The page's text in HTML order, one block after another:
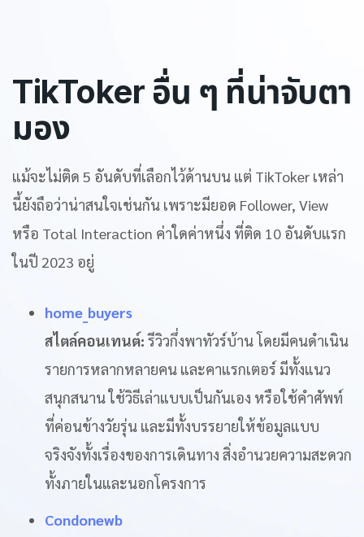
TikToker อื่น ๆ ที่น่าจับตา
มอง
แม้จะไม่ติด 5 อันดับที่เลือกไว้ด้านบน แต่ TikToker เหล่า
นี้ยังถือว่าน่าสนใจเช่นกัน เพราะมียอด Follower, View
หรือ Total Interaction ค่าใดค่าหนึ่ง ที่ติด 10 อันดับแรก
ในปี 2023 อยู่
home_buyers
สไตล์คอนเทนต์:รีวิวกึ่งพาทัวร์บ้าน โดยมีคนดำเนิน
รายการหลากหลายคน และคาแรกเตอร์ มีทั้งแนว
สนุกสนาน ใช้วิธีเล่าแบบเป็นกันเอง หรือใช้คำศัพท์
ที่ค่อนข้างวัยรุ่น และมีทั้งบรรยายให้ข้อมูลแบบ
จริงจังทั้งเรื่องของการเดินทาง สิ่งอำนวยความสะดวก
ทั้งภายในและนอกโครงการ
Condonewb